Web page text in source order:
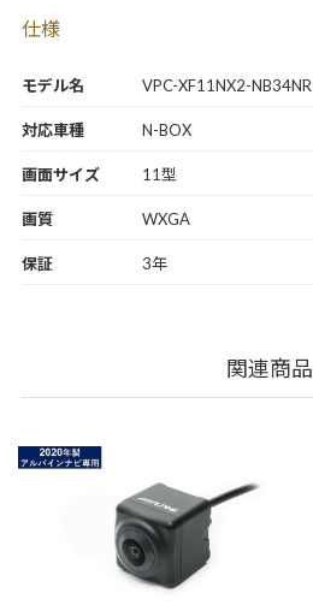
モデル名 VPC-XF11NX2-NB34NR
仕様
対応車種 N-BOX
画面サイズ 11型
画質 WXGA
保証 3年
関連商品